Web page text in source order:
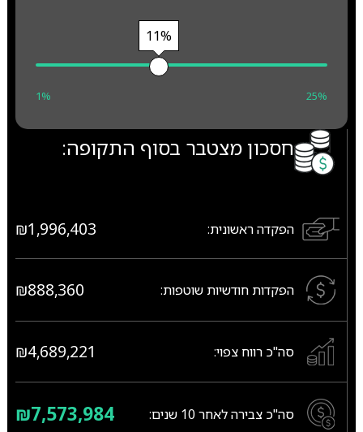
11%
1% 25%
חסכון מצטבר בסוף התקופה:
הפקדה ראשונית: ₪1,996,403
הפקדות חודשיות שוטפות: ₪888,360
סה"כ רווח צפוי: ₪4,689,221
סה"כ צבירה לאחר 10 שנים: ₪7,573,984